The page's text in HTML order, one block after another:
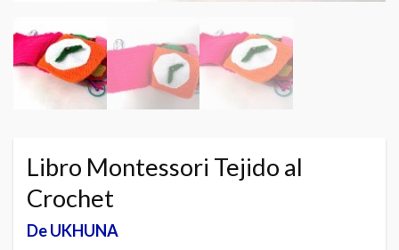
Libro Montessori Tejido al
Crochet
De UKHUNA